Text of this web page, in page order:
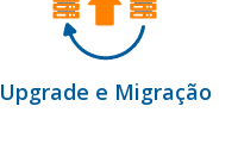
Upgrade e Migração